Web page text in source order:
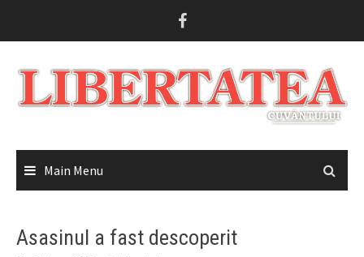
Main Menu
Asasinul a fast descoperit